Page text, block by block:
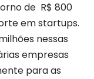
de R$ 800
em startups.
nessas
empresas
para as